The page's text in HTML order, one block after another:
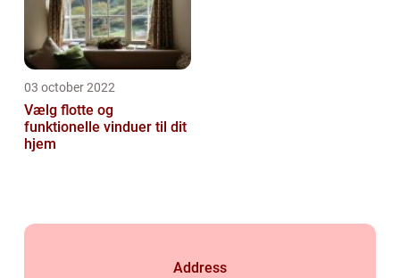
03 october 2022
Vælg flotte og
funktionelle vinduer til dit
hjem
Address